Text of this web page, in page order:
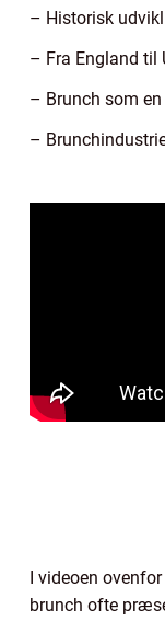
– Historisk
– Fra England til
– Brunch som
–
I videoen
brunch ofte